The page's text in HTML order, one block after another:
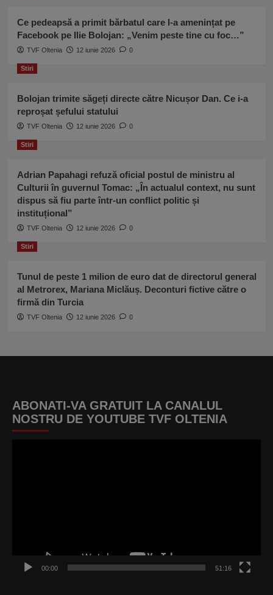
Rusia’
–
ministrul
avertisment
pentru
Putin
Ce pedeapsă a primit bărbatul care l-a amenințat pe
Facebook pe Ilie Bolojan: „Venim peste tine cu foc…”
TVF Oltenia 12 iunie 2026 0
Stiri
Bolojan trimite săgeți directe către Nicușor Dan. Ce i-a
reproșat șefului statului
TVF Oltenia 12 iunie 2026 0
Stiri
Adrian Papahagi refuză oficial postul de ministru al
Culturii în guvernul Tomac: „În actualul context, nu sunt
dispus să fiu parte într-un conflict politic și
instituțional”
TVF Oltenia 12 iunie 2026 0
Stiri
Tunul de peste 1 milion de euro dat de directorul general
al Metrorex, Mariana Miclăuș. Deconturi fictive către o
firmă din Turcia
TVF Oltenia 12 iunie 2026 0
ABONATI-VA GRATUIT LA CANALUL
NOSTRU DE YOUTUBE TVF OLTENIA
00:00 51:16